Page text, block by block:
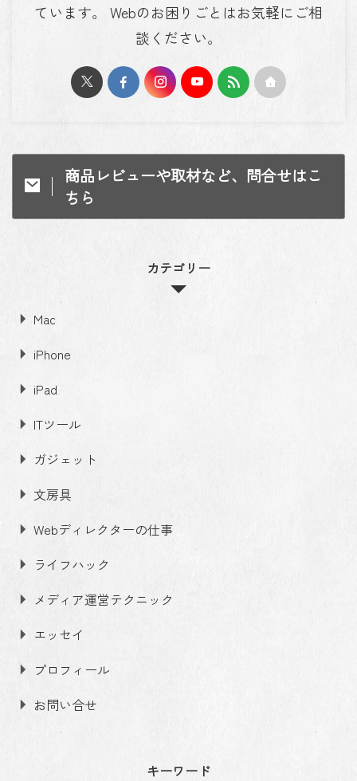
ています。 Webのお困りごとはお気軽にご相
談ください。
商品レビューや取材など、問合せはこ
ちら
カテゴリー
Mac
iPhone
iPad
ITツール
ガジェット
文房具
Webディレクターの仕事
ライフハック
メディア運営テクニック
エッセイ
プロフィール
お問い合せ
キーワード